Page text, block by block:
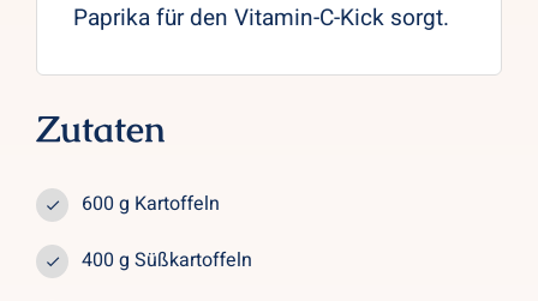
Paprika für den Vitamin-C-Kick sorgt.
Zutaten
600 g Kartoffeln
400 g Süßkartoffeln